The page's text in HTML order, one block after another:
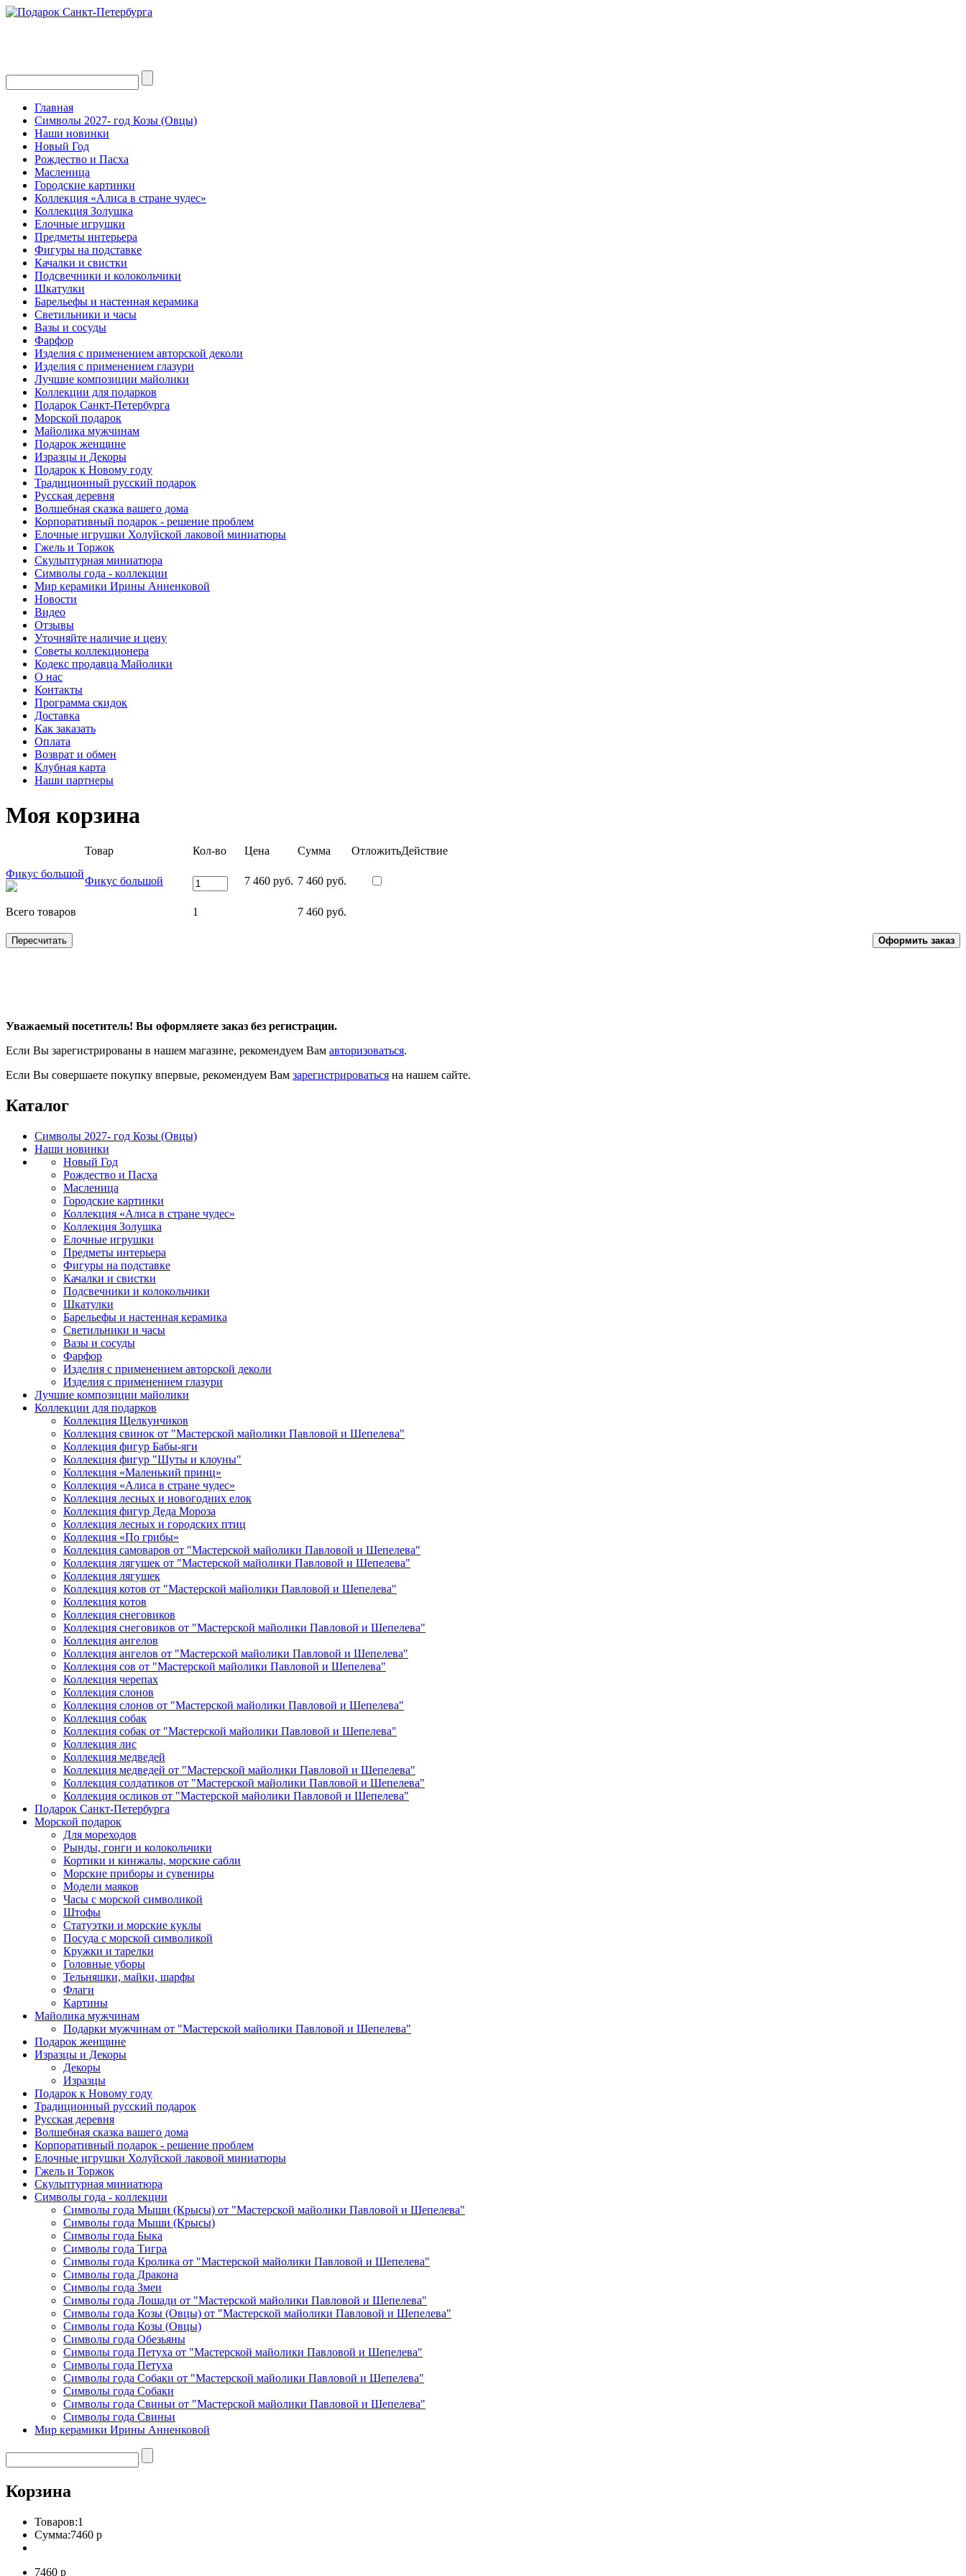
Главная
Символы 2027- год Козы (Овцы)
Наши новинки
Новый Год
Рождество и Пасха
Масленица
Городские картинки
Коллекция «Алиса в стране чудес»
Коллекция Золушка
Елочные игрушки
Предметы интерьера
Фигуры на подставке
Качалки и свистки
Подсвечники и колокольчики
Шкатулки
Барельефы и настенная керамика
Светильники и часы
Вазы и сосуды
Фарфор
Изделия с применением авторской деколи
Изделия с применением глазури
Лучшие композиции майолики
Коллекции для подарков
Подарок Санкт-Петербурга
Морской подарок
Майолика мужчинам
Подарок женщине
Изразцы и Декоры
Подарок к Новому году
Традиционный русский подарок
Русская деревня
Волшебная сказка вашего дома
Корпоративный подарок - решение проблем
Елочные игрушки Холуйской лаковой миниатюры
Гжель и Торжок
Скульптурная миниатюра
Символы года - коллекции
Мир керамики Ирины Анненковой
Новости
Видео
Отзывы
Уточняйте наличие и цену
Советы коллекционера
Кодекс продавца Майолики
О нас
Контакты
Программа скидок
Доставка
Как заказать
Оплата
Возврат и обмен
Клубная карта
Наши партнеры
Моя корзина
Товар Кол-во Цена Сумма ОтложитьДействие
Фикус большой
Фикус большой 7 460 руб. 7 460 руб.
Всего товаров 1 7 460 руб.
Уважаемый посетитель! Вы оформляете заказ без регистрации.
Если Вы зарегистрированы в нашем магазине, рекомендуем Вам авторизоваться.
Если Вы совершаете покупку впервые, рекомендуем Вам зарегистрироваться на нашем сайте.
Каталог
Символы 2027- год Козы (Овцы)
Наши новинки
Новый Год
Рождество и Пасха
Масленица
Городские картинки
Коллекция «Алиса в стране чудес»
Коллекция Золушка
Елочные игрушки
Предметы интерьера
Фигуры на подставке
Качалки и свистки
Подсвечники и колокольчики
Шкатулки
Барельефы и настенная керамика
Светильники и часы
Вазы и сосуды
Фарфор
Изделия с применением авторской деколи
Изделия с применением глазури
Лучшие композиции майолики
Коллекции для подарков
Коллекция Щелкунчиков
Коллекция свинок от "Мастерской майолики Павловой и Шепелева"
Коллекция фигур Бабы-яги
Коллекция фигур "Шуты и клоуны"
Коллекция «Маленький принц»
Коллекция «Алиса в стране чудес»
Коллекция лесных и новогодних елок
Коллекция фигур Деда Мороза
Коллекция лесных и городских птиц
Коллекция «По грибы»
Коллекция самоваров от "Мастерской майолики Павловой и Шепелева"
Коллекция лягушек от "Мастерской майолики Павловой и Шепелева"
Коллекция лягушек
Коллекция котов от "Мастерской майолики Павловой и Шепелева"
Коллекция котов
Коллекция снеговиков
Коллекция снеговиков от "Мастерской майолики Павловой и Шепелева"
Коллекция ангелов
Коллекция ангелов от "Мастерской майолики Павловой и Шепелева"
Коллекция сов от "Мастерской майолики Павловой и Шепелева"
Коллекция черепах
Коллекция слонов
Коллекция слонов от "Мастерской майолики Павловой и Шепелева"
Коллекция собак
Коллекция собак от "Мастерской майолики Павловой и Шепелева"
Коллекция лис
Коллекция медведей
Коллекция медведей от "Мастерской майолики Павловой и Шепелева"
Коллекция солдатиков от "Мастерской майолики Павловой и Шепелева"
Коллекция осликов от "Мастерской майолики Павловой и Шепелева"
Подарок Санкт-Петербурга
Морской подарок
Для мореходов
Рынды, гонги и колокольчики
Кортики и кинжалы, морские сабли
Морские приборы и сувениры
Модели маяков
Часы с морской символикой
Штофы
Статуэтки и морские куклы
Посуда с морской символикой
Кружки и тарелки
Головные уборы
Тельняшки, майки, шарфы
Флаги
Картины
Майолика мужчинам
Подарки мужчинам от "Мастерской майолики Павловой и Шепелева"
Подарок женщине
Изразцы и Декоры
Декоры
Изразцы
Подарок к Новому году
Традиционный русский подарок
Русская деревня
Волшебная сказка вашего дома
Корпоративный подарок - решение проблем
Елочные игрушки Холуйской лаковой миниатюры
Гжель и Торжок
Скульптурная миниатюра
Символы года - коллекции
Символы года Мыши (Крысы) от "Мастерской майолики Павловой и Шепелева"
Символы года Мыши (Крысы)
Символы года Быка
Символы года Тигра
Символы года Кролика от "Мастерской майолики Павловой и Шепелева"
Символы года Дракона
Символы года Змеи
Символы года Лошади от "Мастерской майолики Павловой и Шепелева"
Символы года Козы (Овцы) от "Мастерской майолики Павловой и Шепелева"
Символы года Козы (Овцы)
Символы года Обезьяны
Символы года Петуха от "Мастерской майолики Павловой и Шепелева"
Символы года Петуха
Символы года Собаки от "Мастерской майолики Павловой и Шепелева"
Символы года Собаки
Символы года Свиньи от "Мастерской майолики Павловой и Шепелева"
Символы года Свиньи
Мир керамики Ирины Анненковой
Корзина
Товаров:1
Сумма:7460 р
7460 р